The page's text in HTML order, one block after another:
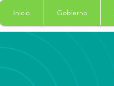
Inicio Gobierno